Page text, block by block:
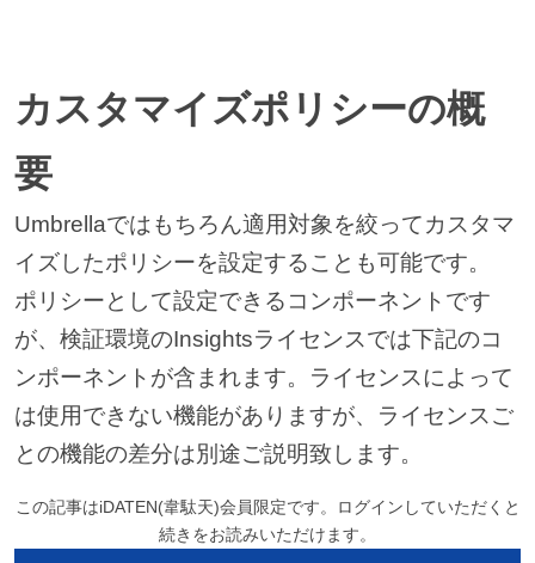
カスタマイズポリシーの概
要
Umbrellaではもちろん適用対象を絞ってカスタマ
イズしたポリシーを設定することも可能です。
ポリシーとして設定できるコンポーネントです
が、検証環境のInsightsライセンスでは下記のコ
ンポーネントが含まれます。ライセンスによって
は使用できない機能がありますが、ライセンスご
との機能の差分は別途ご説明致します。
この記事はiDATEN(韋駄天)会員限定です。ログインしていただくと
続きをお読みいただけます。